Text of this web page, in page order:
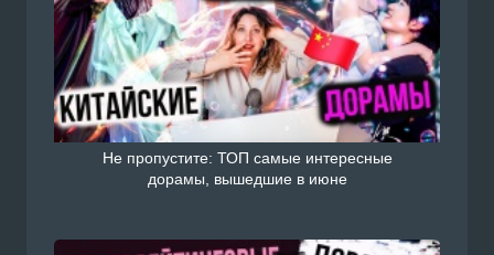
Не пропустите: ТОП самые интересные
дорамы, вышедшие в июне